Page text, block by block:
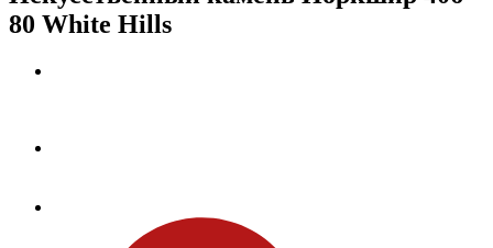
80 White Hills